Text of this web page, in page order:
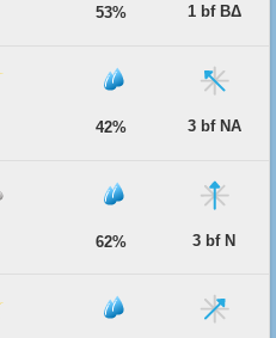
53% 1 bf ΒΔ
42% 3 bf ΝΑ
62% 3 bf Ν